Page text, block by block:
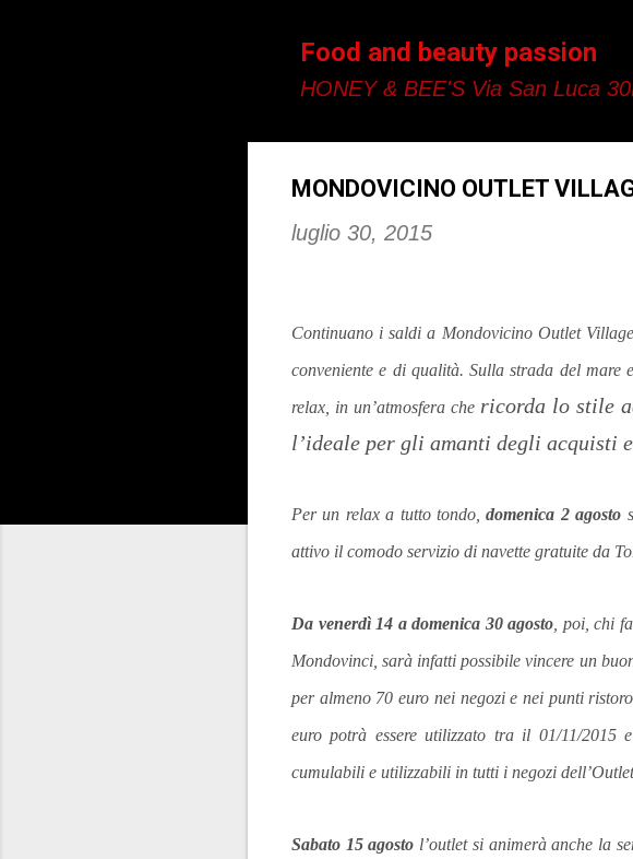
Food and beauty passion
HONEY & BEE'S Via San Luca
MONDOVICINO OUTLET
luglio 30, 2015
Continuano i saldi a Mondovicino Outlet
conveniente e di qualità. Sulla strada del
relax, in un’atmosfera che ricorda lo stile
l’ideale per gli amanti degli acquisti
Per un relax a tutto tondo, domenica 2 agosto
attivo il comodo servizio di navette gratuite da
Da venerdì 14 a domenica 30 agosto , poi, chi
Mondovinci, sarà infatti possibile vincere un
per almeno 70 euro nei negozi e nei punti
euro potrà essere utilizzato tra il 01/11/2015
cumulabili e utilizzabili in tutti i negozi
Sabato 15 agosto l’outlet si animerà anche la